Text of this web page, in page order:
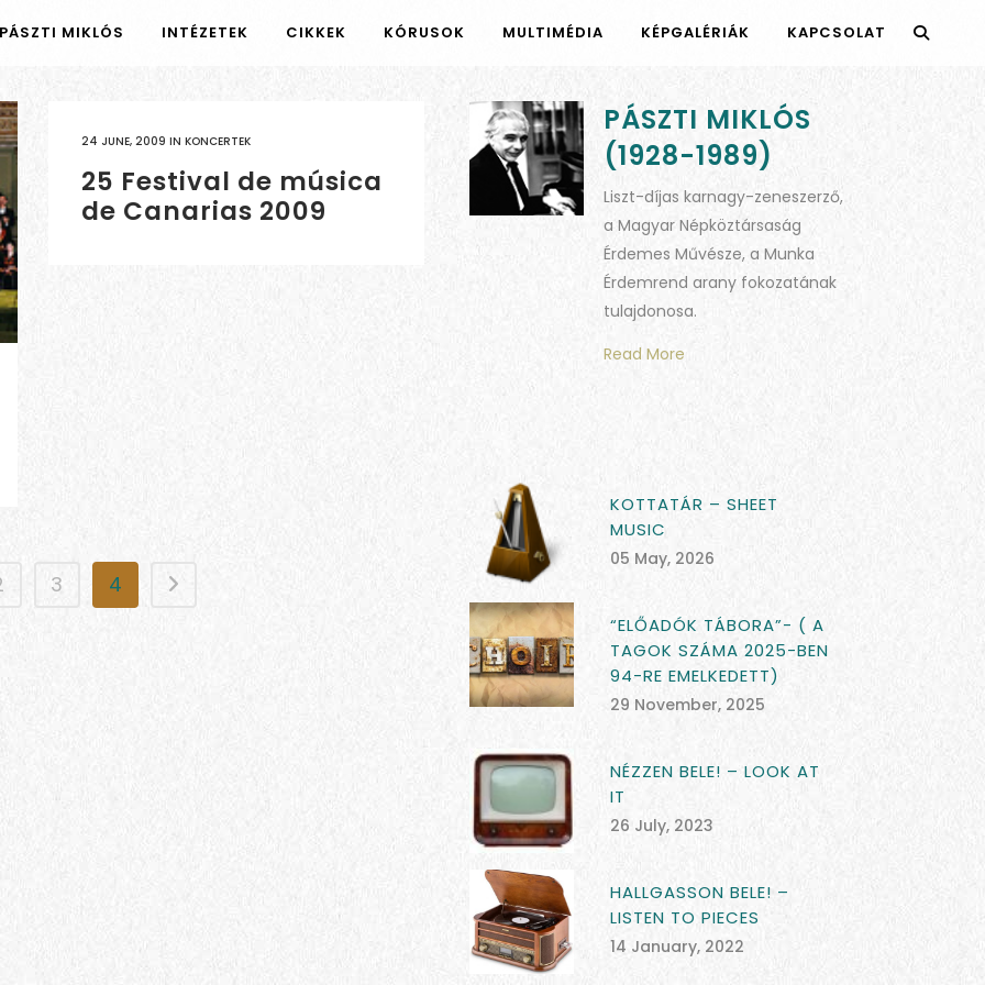
PÁSZTI MIKLÓS INTÉZETEK CIKKEK KÓRUSOK MULTIMÉDIA KÉPGALÉRIÁK KAPCSOLAT
24 JUNE, 2009 IN KONCERTEK
25 Festival de música
de Canarias 2009
3 4
PÁSZTI MIKLÓS
(1928-1989)
Liszt-díjas karnagy-zeneszerző,
a Magyar Népköztársaság
Érdemes Művésze, a Munka
Érdemrend arany fokozatának
tulajdonosa.
Read More
KOTTATÁR – SHEET
MUSIC
05 May, 2026
“ELŐADÓK TÁBORA”- ( A
TAGOK SZÁMA 2025-BEN
94-RE EMELKEDETT)
29 November, 2025
NÉZZEN BELE! – LOOK AT
IT
26 July, 2023
HALLGASSON BELE! –
LISTEN TO PIECES
14 January, 2022